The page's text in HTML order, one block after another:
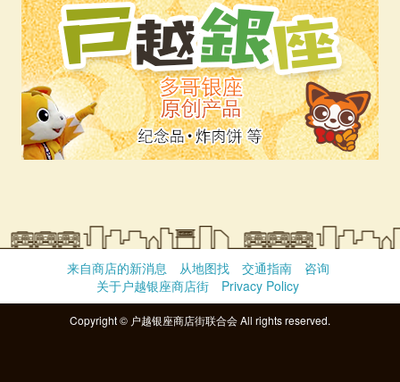
来自商店的新消息 从地图找 交通指南
咨询
关于户越银座商店街
Privacy Policy
Copyright © 户越银座商店街联合会 All rights reserved.